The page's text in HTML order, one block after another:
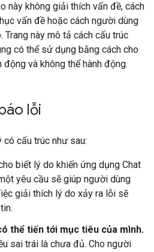
này không giải thích vấn đề, cách
vấn đề hoặc cách người dùng
này mô tả cách cấu trúc
có thể sử dụng bằng cách cho
và không thể hành động.
lỗi
cấu trúc như sau:
biết lý do khiến ứng dụng Chat
yêu cầu sẽ giúp người dùng
giải thích lý do xảy ra lỗi sẽ
thể tiến tới mục tiêu của mình.
sai trái là chưa đủ. Cho người